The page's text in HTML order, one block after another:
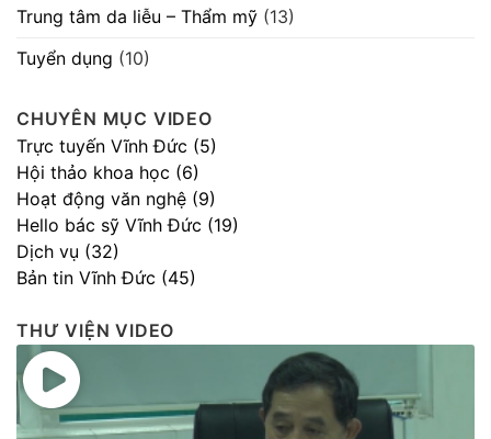
Trung tâm da liễu – Thẩm mỹ (13)
Tuyển dụng (10)
CHUYÊN MỤC VIDEO
Trực tuyến Vĩnh Đức (5)
Hội thảo khoa học (6)
Hoạt động văn nghệ (9)
Hello bác sỹ Vĩnh Đức (19)
Dịch vụ (32)
Bản tin Vĩnh Đức (45)
THƯ VIỆN VIDEO